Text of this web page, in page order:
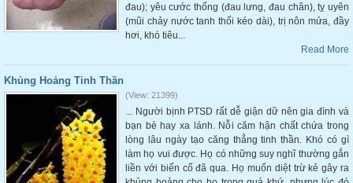
đau); yêu cước thống (đau lưng, đau chân), tỵ uyên
(mũi chảy nước tanh thối kéo dài), trị nôn mửa, đầy
hơi, khó tiêu...
Read More
Khủng Hoảng Tinh Thần
(View: 21399)
... Người bịnh PTSD rất dễ giận dữ nên gia đình và
bạn bè hay xa lánh. Nỗi căm hận chất chứa trong
lòng lâu ngày tạo căng thẳng tinh thần. Khó có gì
làm họ vui được. Họ có những suy nghĩ thường gắn
liền với biến cố đã qua. Họ muốn diệt trừ kẻ gây ra